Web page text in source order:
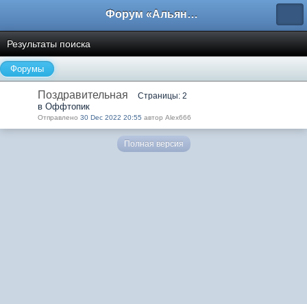
Форум «Альянса вольных переводчиков»
Результаты поиска
Форумы
Поздравительная Страницы: 2
в Оффтопик
Отправлено 30 Dec 2022 20:55 автор Alex666
Полная версия